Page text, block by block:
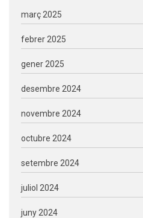
març 2025
febrer 2025
gener 2025
desembre 2024
novembre 2024
octubre 2024
setembre 2024
juliol 2024
juny 2024